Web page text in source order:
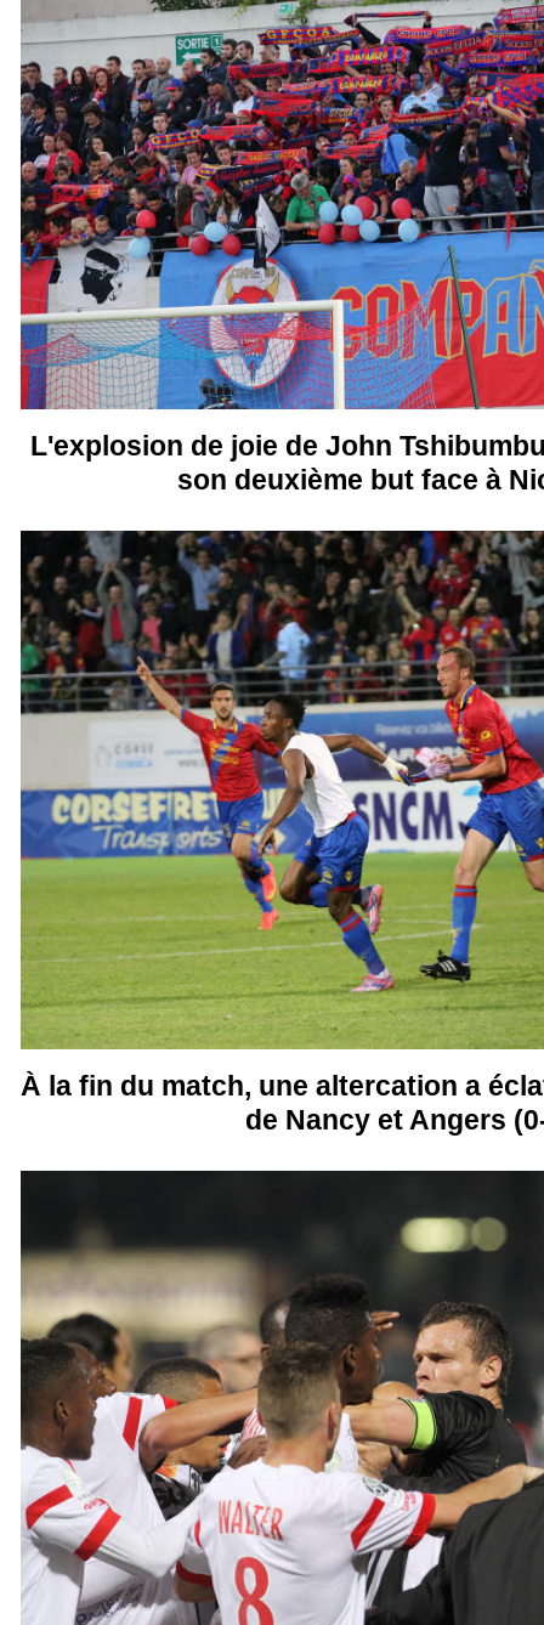
L'explosion de joie de John
son deuxième but face à
À la fin du match, une altercation a
de Nancy et Angers